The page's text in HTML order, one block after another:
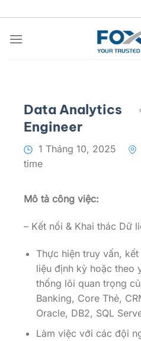
đến
nội
Data Analytics
Engineer
1 Tháng 10, 2025
time
Mô tả công việc:
– Kết nối & Khai thác Dữ
Thực hiện truy vấn,
liệu định kỳ hoặc theo
thống lõi quan trọng
Banking, Core Thẻ,
Oracle, DB2, SQL
Làm việc với các đội